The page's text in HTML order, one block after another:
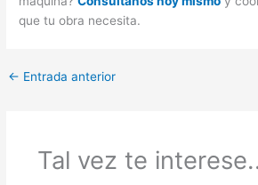
que tu obra necesita.
← Entrada anterior
Tal vez te